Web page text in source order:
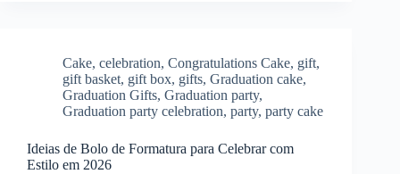
Cake, celebration, Congratulations Cake, gift,
gift basket, gift box, gifts, Graduation cake,
Graduation Gifts, Graduation party,
Graduation party celebration, party, party cake
Ideias de Bolo de Formatura para Celebrar com
Estilo em 2026